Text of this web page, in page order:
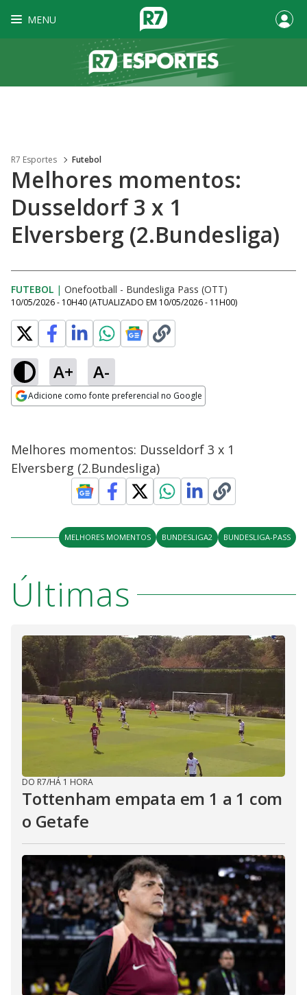
MENU
R7 Esportes Futebol
Melhores momentos:
Dusseldorf 3 x 1
Elversberg (2.Bundesliga)
FUTEBOL | Onefootball - Bundesliga Pass (OTT)
10/05/2026 - 10H40 (ATUALIZADO EM 10/05/2026 - 11H00)
A+ A-
Adicione como fonte preferencial no Google
Melhores momentos: Dusseldorf 3 x 1
Elversberg (2.Bundesliga)
MELHORES MOMENTOS BUNDESLIGA2 BUNDESLIGA-PASS
Últimas
DO R7/HÁ 1 HORA
Tottenham empata em 1 a 1 com
o Getafe